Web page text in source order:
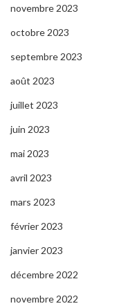
novembre 2023
octobre 2023
septembre 2023
août 2023
juillet 2023
juin 2023
mai 2023
avril 2023
mars 2023
février 2023
janvier 2023
décembre 2022
novembre 2022